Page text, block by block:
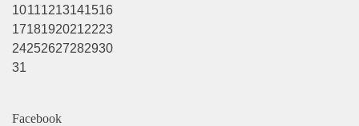
10111213141516
17181920212223
24252627282930
31
Facebook